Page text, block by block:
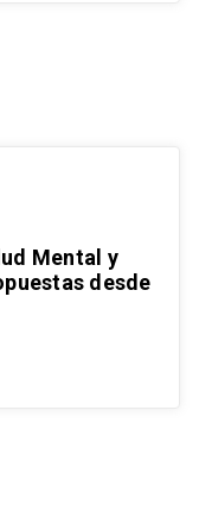
Mental y
desde